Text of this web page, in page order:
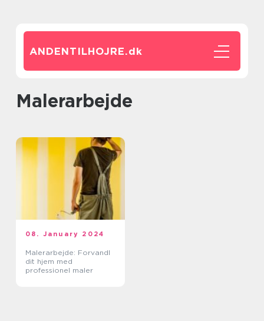
ANDENTILHOJRE.dk
malerarbejde
08. January 2024
Malerarbejde: Forvandl
dit hjem med
professionel maler